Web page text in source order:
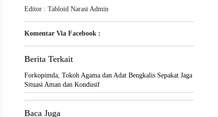
Editor : Tabloid Narasi Admin
Komentar Via Facebook :
Berita Terkait
Forkopimda, Tokoh Agama dan Adat Bengkalis Sepakat Jaga
Situasi Aman dan Kondusif
Baca Juga